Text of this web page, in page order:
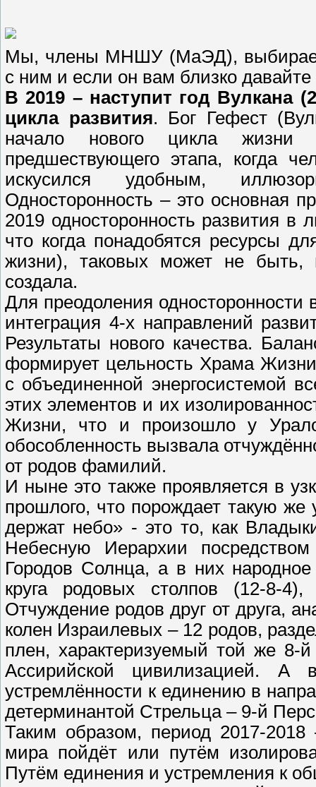
Мы, члены МНШУ (МаЭД),
с ним и если он вам близко
В 2019 – наступит год Вулкана
цикла развития. Бог Гефест
начало нового цикла жизни
предшествующего этапа, когда
искусился удобным,
Односторонность – это основная
2019 односторонность развития
что когда понадобятся ресурсы
жизни), таковых может не быть,
создала.
Для преодоления
интеграция 4-х направлений
Результаты нового качества.
формирует цельность Храма
с объединенной энергосистемой
этих элементов и их
Жизни, что и произошло у
обособленность вызвала
от родов фамилий.
И ныне это также проявляется в
прошлого, что порождает такую
держат небо» - это то, как
Небесную Иерархии
Городов Солнца, а в них народное
круга родовых столпов (12-8-
Отчуждение родов друг от друга,
колен Израилевых – 12 родов,
плен, характеризуемый той же 8-
Ассирийской цивилизацией. А
устремлённости к единению в
детерминантой Стрельца – 9-й
Таким образом, период 2017-
мира пойдёт или путём
Путём единения и устремления к